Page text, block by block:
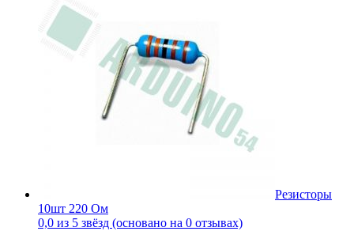
Резисторы
10шт 220 Ом
0,0 из 5 звёзд (основано на 0 отзывах)